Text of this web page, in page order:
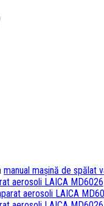
manual mașină de spălat
aerosoli LAICA MD6026
aerosoli LAICA